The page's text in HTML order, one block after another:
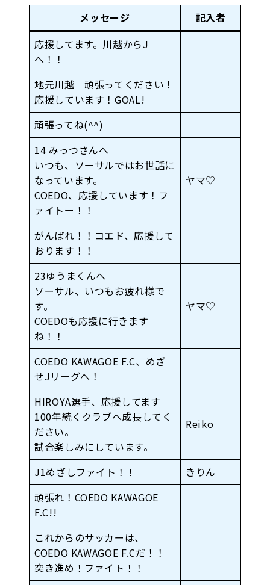
メッセージ
記入者
応援してます。川越からJ
へ！！
地元川越 頑張ってください！
応援しています！GOAL!
頑張ってね(^^)
14 みっつさんへ
いつも、ソーサルではお世話に
なっています。
COEDO、応援しています！フ
ァイトー！！
ヤマ♡
がんばれ！！コエド、応援して
おります！！
23ゆうまくんへ
ソーサル、いつもお疲れ様で
す。
COEDOも応援に行きます
ね！！
ヤマ♡
COEDO KAWAGOE F.C、めざ
せJリーグへ！
HIROYA選手、応援してます
100年続くクラブへ成長してく
ださい。
試合楽しみにしています。
Reiko
J1めざしファイト！！
きりん
頑張れ！COEDO KAWAGOE
F.C!!
これからのサッカーは、
COEDO KAWAGOE F.Cだ！！
突き進め！ファイト！！